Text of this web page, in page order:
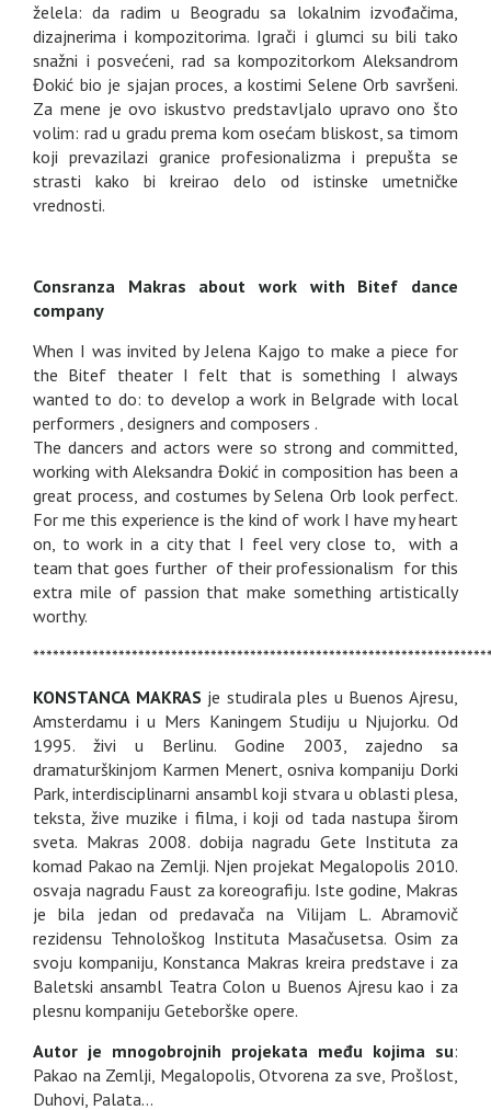
želela: da radim u Beogradu sa lokalnim izvođačima,
dizajnerima i kompozitorima. Igrači i glumci su bili tako
snažni i posvećeni, rad sa kompozitorkom Aleksandrom
Đokić bio je sjajan proces, a kostimi Selene Orb savršeni.
Za mene je ovo iskustvo predstavljalo upravo ono što
volim: rad u gradu prema kom osećam bliskost, sa timom
koji prevazilazi granice profesionalizma i prepušta se
strasti kako bi kreirao delo od istinske umetničke
vrednosti.
Consranza Makras about work with Bitef dance
company
When I was invited by Jelena Kajgo to make a piece for
the Bitef theater I felt that is something I always
wanted to do: to develop a work in Belgrade with local
performers , designers and composers .
The dancers and actors were so strong and committed,
working with Aleksandra Đokić in composition has been a
great process, and costumes by Selena Orb look perfect.
For me this experience is the kind of work I have my heart
on, to work in a city that I feel very close to, with a
team that goes further of their professionalism for this
extra mile of passion that make something artistically
worthy.
KONSTANCA MAKRAS je studirala ples u Buenos Ajresu,
Amsterdamu i u Mers Kaningem Studiju u Njujorku. Od
1995. živi u Berlinu. Godine 2003, zajedno sa
dramaturškinjom Karmen Menert, osniva kompaniju Dorki
Park, interdisciplinarni ansambl koji stvara u oblasti plesa,
teksta, žive muzike i filma, i koji od tada nastupa širom
sveta. Makras 2008. dobija nagradu Gete Instituta za
komad Pakao na Zemlji. Njen projekat Megalopolis 2010.
osvaja nagradu Faust za koreografiju. Iste godine, Makras
je bila jedan od predavača na Vilijam L. Abramovič
rezidensu Tehnološkog Instituta Masačusetsa. Osim za
svoju kompaniju, Konstanca Makras kreira predstave i za
Baletski ansambl Teatra Colon u Buenos Ajresu kao i za
plesnu kompaniju Geteborške opere.
Autor je mnogobrojnih projekata među kojima su:
Pakao na Zemlji, Megalopolis, Otvorena za sve, Prošlost,
Duhovi, Palata...